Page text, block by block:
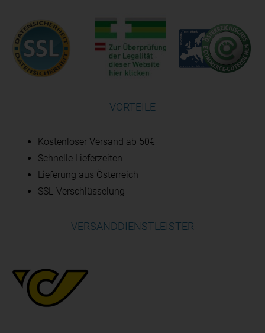
VORTEILE
Kostenloser Versand ab 50€
Schnelle Lieferzeiten
Lieferung aus Österreich
SSL-Verschlüsselung
VERSANDDIENSTLEISTER